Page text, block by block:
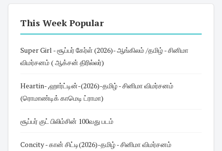
This Week Popular
Super Girl - சூப்பர் கேர்ள் (2026)- ஆங்கிலம் /தமிழ் - சினிமா
விமர்சனம் ( ஆக்சன் திரில்லர்)
Heartin- ,ஹார்ட்டின்-(2026)-தமிழ் - சினிமா விமர்சனம்
(ரொமாண்டிக் காமெடி ட்ராமா)
சூப்பர் குட் பிலிம்சின் 100வது படம்
Concity - கான் சிட்டி(2026)-தமிழ் - சினிமா விமர்சனம்